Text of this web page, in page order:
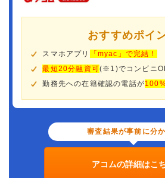
おすすめポイ
スマホアプリ
「myac」で完結！
最短20分融資可(※1)でコンビニ
勤務先への在籍確認の電話が
審査結果が事前に分
アコムの詳細はこ